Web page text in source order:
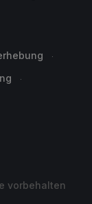
vorbehalten